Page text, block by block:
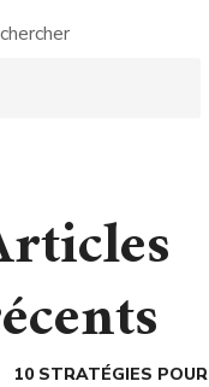
10 STRATÉGIES POUR